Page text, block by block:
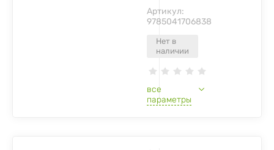
Нет в
наличии
Артикул:
9785041706838
все
параметры